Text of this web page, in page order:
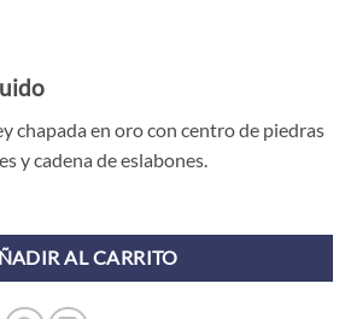
chapada en oro con centro de piedras
y cadena de eslabones.
AL CARRITO